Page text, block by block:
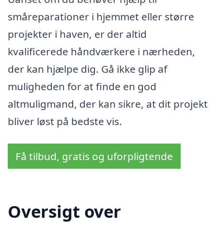
småreparationer i hjemmet eller større
projekter i haven, er der altid
kvalificerede håndværkere i nærheden,
der kan hjælpe dig. Gå ikke glip af
muligheden for at finde en god
altmuligmand, der kan sikre, at dit projekt
bliver løst på bedste vis.
Få tilbud, gratis og uforpligtende
Oversigt over